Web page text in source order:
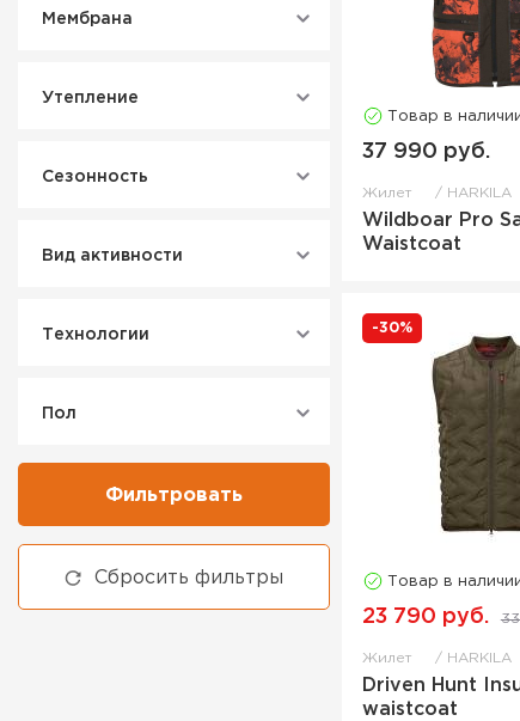
Мембрана
Утепление
Сезонность
Вид активности
Технологии
Пол
Фильтровать
Сбросить фильтры
Товар в
37 990 руб.
Жилет HARKILA
Wildboar Pro
Waistcoat
-30%
Товар в
23 790 руб.
Жилет HARKILA
Driven Hunt
waistcoat